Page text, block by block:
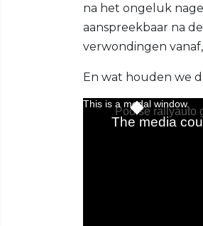
na het ongeluk
aanspreekbaar na
verwondingen
En wat houden we